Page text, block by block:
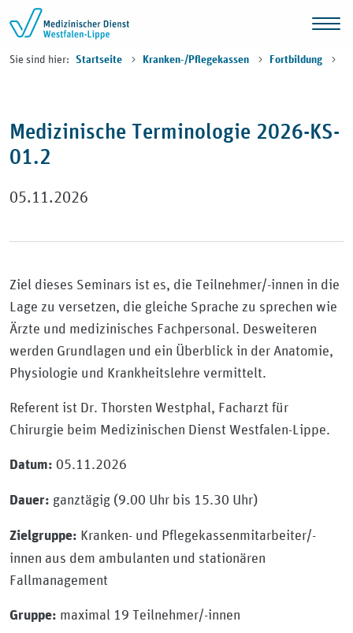
Zum Inhalt springen
Sie sind hier: Startseite Kranken-/Pflegekassen Fortbildung
Medizinische Terminologie 2026-KS-
01.2
05.11.2026
Ziel dieses Seminars ist es, die Teilnehmer/-innen in die
Lage zu versetzen, die gleiche Sprache zu sprechen wie
Ärzte und medizinisches Fachpersonal. Desweiteren
werden Grundlagen und ein Überblick in der Anatomie,
Physiologie und Krankheitslehre vermittelt.
Referent ist Dr. Thorsten Westphal, Facharzt für
Chirurgie beim Medizinischen Dienst Westfalen-Lippe.
Datum: 05.11.2026
Dauer: ganztägig (9.00 Uhr bis 15.30 Uhr)
Zielgruppe: Kranken- und Pflegekassenmitarbeiter/-
innen aus dem ambulanten und stationären
Fallmanagement
Gruppe: maximal 19 Teilnehmer/-innen